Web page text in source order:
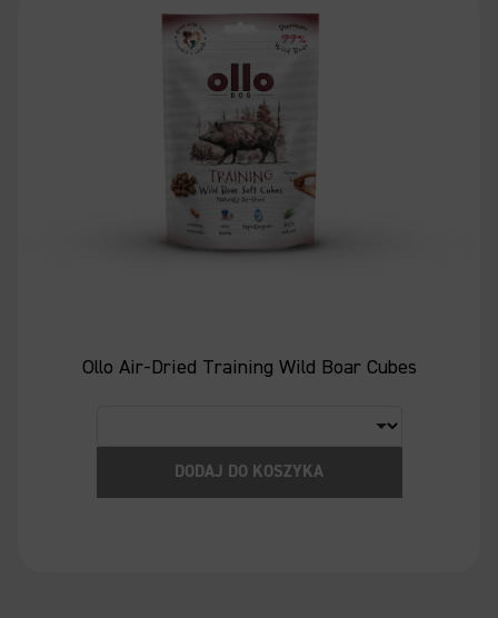
Ollo Air-Dried Training Wild Boar Cubes
DODAJ DO KOSZYKA